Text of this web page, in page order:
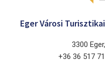
Eger Városi
3300
+36 36 517